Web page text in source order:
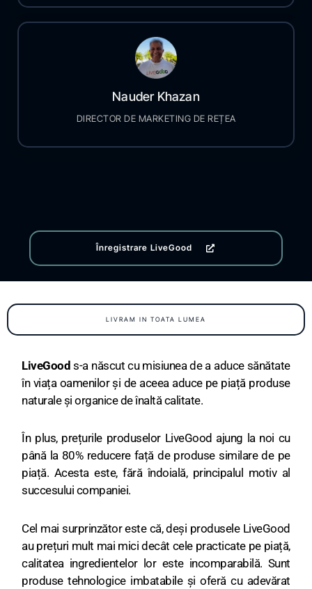
Nauder Khazan
DIRECTOR DE MARKETING DE REȚEA
Înregistrare LiveGood
LIVRAM IN TOATA LUMEA
LiveGood s-a născut cu misiunea de a aduce sănătate
în viața oamenilor și de aceea aduce pe piață produse
naturale și organice de înaltă calitate.
În plus, prețurile produselor LiveGood ajung la noi cu
până la 80% reducere față de produse similare de pe
piață. Acesta este, fără îndoială, principalul motiv al
succesului companiei.
Cel mai surprinzător este că, deși produsele LiveGood
au prețuri mult mai mici decât cele practicate pe piață,
calitatea ingredientelor lor este incomparabilă. Sunt
produse tehnologice imbatabile și oferă cu adevărat